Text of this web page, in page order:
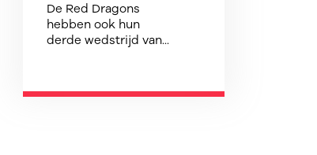
De Red Dragons
hebben ook hun
derde wedstrijd van...